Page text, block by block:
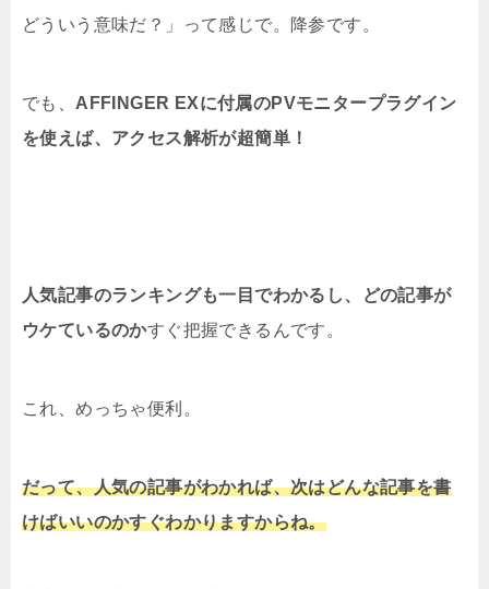
どういう意味だ？」って感じで。降参です。
でも、 AFFINGER EXに付属のPVモニタープラグイン
を使えば、アクセス解析が超簡単！
人気記事のランキングも一目でわかるし、どの記事が
ウケているのかすぐ把握できるんです。
これ、めっちゃ便利。
だって、人気の記事がわかれば、次はどんな記事を書
けばいいのかすぐわかりますからね。